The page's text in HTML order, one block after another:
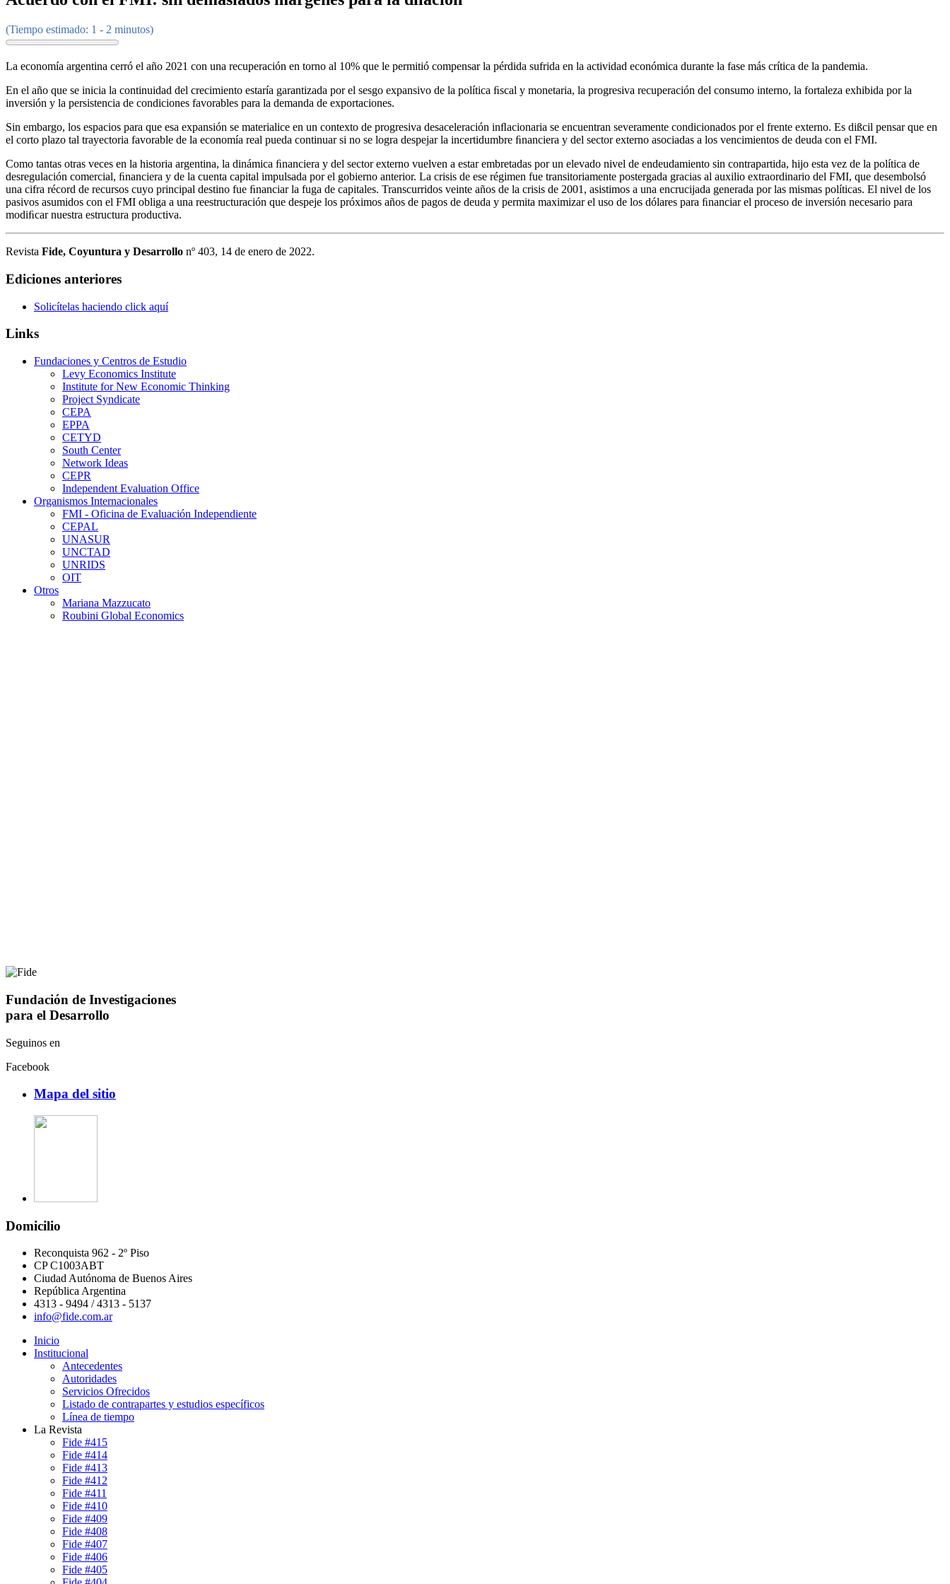
(Tiempo estimado: 1 - 2 minutos)
La economía argentina cerró el año 2021 con una recuperación en torno al 10% que le permitió compensar la pérdida sufrida en la actividad económica durante la fase más crítica de la pandemia.
En el año que se inicia la continuidad del crecimiento estaría garantizada por el sesgo expansivo de la política ﬁscal y monetaria, la progresiva recuperación del consumo interno, la fortaleza exhibida por la
inversión y la persistencia de condiciones favorables para la demanda de exportaciones.
Sin embargo, los espacios para que esa expansión se materialice en un contexto de progresiva desaceleración inﬂacionaria se encuentran severamente condicionados por el frente externo. Es dißcil pensar que en
el corto plazo tal trayectoria favorable de la economía real pueda continuar si no se logra despejar la incertidumbre ﬁnanciera y del sector externo asociadas a los vencimientos de deuda con el FMI.
Como tantas otras veces en la historia argentina, la dinámica ﬁnanciera y del sector externo vuelven a estar embretadas por un elevado nivel de endeudamiento sin contrapartida, hijo esta vez de la política de
desregulación comercial, ﬁnanciera y de la cuenta capital impulsada por el gobierno anterior. La crisis de ese régimen fue transitoriamente postergada gracias al auxilio extraordinario del FMI, que desembolsó
una cifra récord de recursos cuyo principal destino fue ﬁnanciar la fuga de capitales. Transcurridos veinte años de la crisis de 2001, asistimos a una encrucijada generada por las mismas políticas. El nivel de los
pasivos asumidos con el FMI obliga a una reestructuración que despeje los próximos años de pagos de deuda y permita maximizar el uso de los dólares para ﬁnanciar el proceso de inversión necesario para
modiﬁcar nuestra estructura productiva.
Revista Fide, Coyuntura y Desarrollo nº 403, 14 de enero de 2022.
Ediciones anteriores
Solicítelas haciendo click aquí
Links
Fundaciones y Centros de Estudio
Levy Economics Institute
Institute for New Economic Thinking
Project Syndicate
CEPA
EPPA
CETYD
South Center
Network Ideas
CEPR
Independent Evaluation Office
Organismos Internacionales
FMI - Oficina de Evaluación Independiente
CEPAL
UNASUR
UNCTAD
UNRIDS
OIT
Otros
Mariana Mazzucato
Roubini Global Economics
Fundación de Investigaciones
para el Desarrollo
Seguinos en
Facebook
Mapa del sitio
Domicilio
Reconquista 962 - 2º Piso
CP C1003ABT
Ciudad Autónoma de Buenos Aires
República Argentina
4313 - 9494 / 4313 - 5137
info@fide.com.ar
Inicio
Institucional
Antecedentes
Autoridades
Servicios Ofrecidos
Listado de contrapartes y estudios específicos
Línea de tiempo
La Revista
Fide #415
Fide #414
Fide #413
Fide #412
Fide #411
Fide #410
Fide #409
Fide #408
Fide #407
Fide #406
Fide #405